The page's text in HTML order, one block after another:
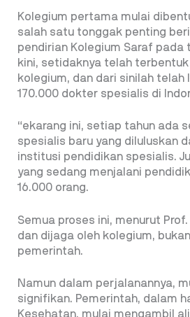
Kolegium pertama mulai
salah satu tonggak penting
pendirian Kolegium Saraf pada
kini, setidaknya telah
kolegium, dan dari sinilah telah
170.000 dokter spesialis di
“ekarang ini, setiap tahun ada
spesialis baru yang diluluskan
institusi pendidikan spesialis.
yang sedang menjalani
16.000 orang.
Semua proses ini, menurut
dan dijaga oleh kolegium,
pemerintah.
Namun dalam perjalanannya,
signifikan. Pemerintah, dalam
Kesehatan, mulai mengambil